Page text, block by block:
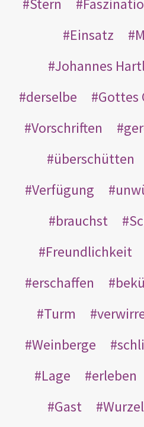
Einsatz
Johannes
derselbe
Gottes
Vorschriften
überschütten
Verfügung
brauchst
Freundlichkeit
erschaffen
Turm
Weinberge
Lage
erleben
Gast
Wurzel